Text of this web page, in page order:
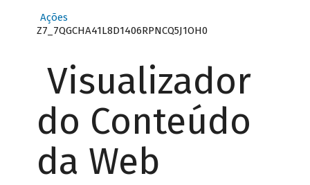
Ações
Z7_7QGCHA41L8D1406RPNCQ5J1OH0
Visualizador
do Conteúdo
da Web